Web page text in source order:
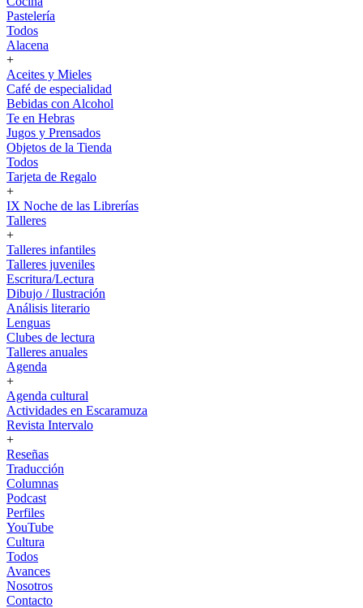
Pastelería
Todos
Alacena
+
Aceites y Mieles
Café de especialidad
Bebidas con Alcohol
Te en Hebras
Jugos y Prensados
Objetos de la Tienda
Todos
Tarjeta de Regalo
+
IX Noche de las Librerías
Talleres
+
Talleres infantiles
Talleres juveniles
Escritura/Lectura
Dibujo / Ilustración
Análisis literario
Lenguas
Clubes de lectura
Talleres anuales
Agenda
+
Agenda cultural
Actividades en Escaramuza
Revista Intervalo
+
Reseñas
Traducción
Columnas
Podcast
Perfiles
YouTube
Cultura
Todos
Avances
Nosotros
Contacto